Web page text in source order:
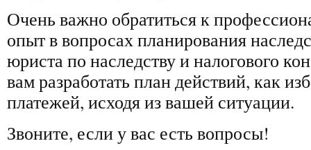
Очень важно обратиться к
опыт в вопросах планирования
юриста по наследству и налогового
вам разработать план действий, как
платежей, исходя из вашей ситуации.
Звоните, если у вас есть вопросы!